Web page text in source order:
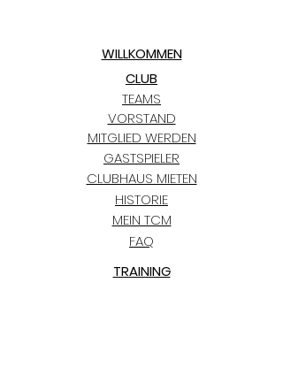
WILLKOMMEN
TEAMS
VORSTAND
CLUB
HISTORIE
MITGLIED WERDEN
GASTSPIELER
CLUBHAUS MIETEN
MEIN TCM
FAQ
TRAINING